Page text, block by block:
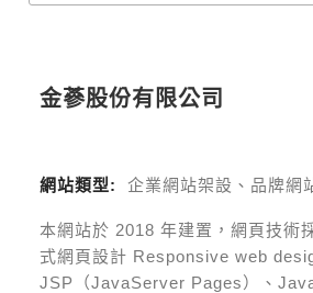
金蔘股份有限公司
網站類型: 企業網站架設、品牌網
本網站於 2018 年建置，網頁技術
式網頁設計 Responsive web
JSP（JavaServer Pages）、